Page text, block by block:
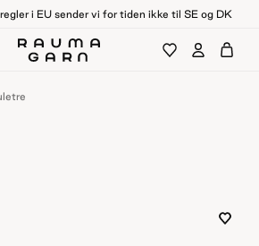
i EU sender vi for tiden ikke til SE og DK